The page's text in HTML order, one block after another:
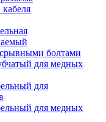
болтами
для медных
для
для медных